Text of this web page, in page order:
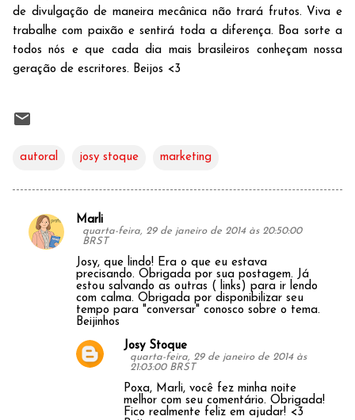
de divulgação de maneira mecânica não trará frutos. Viva e
trabalhe com paixão e sentirá toda a diferença. Boa sorte a
todos nós e que cada dia mais brasileiros conheçam nossa
geração de escritores. Beijos <3
autoral josy stoque marketing
C
Marli
quarta-feira, 29 de janeiro de 2014 às 20:50:00
BRST
Josy, que lindo! Era o que eu estava
precisando. Obrigada por sua postagem. Já
estou salvando as outras ( links) para ir lendo
com calma. Obrigada por disponibilizar seu
tempo para "conversar" conosco sobre o tema.
Beijinhos
Josy Stoque
quarta-feira, 29 de janeiro de 2014 às
21:03:00 BRST
Poxa, Marli, você fez minha noite
melhor com seu comentário. Obrigada!
Fico realmente feliz em ajudar! <3